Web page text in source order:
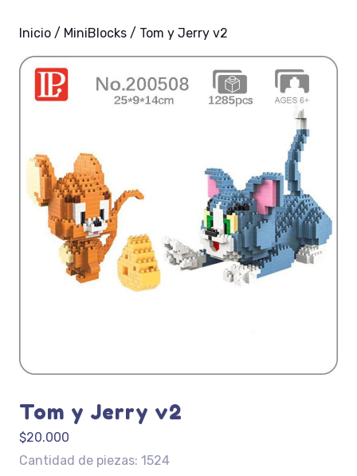
Inicio / MiniBlocks / Tom y Jerry v2
Tom y Jerry v2
$20.000
Cantidad de piezas: 1524